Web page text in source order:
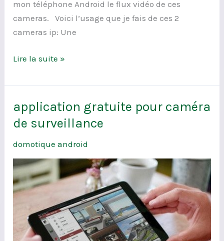
mon téléphone Android le flux vidéo de ces
cameras. Voici l’usage que je fais de ces 2
cameras ip: Une
Lire la suite »
application gratuite pour caméra
de surveillance
domotique android
application
gratuite
caméra
de
surveillance